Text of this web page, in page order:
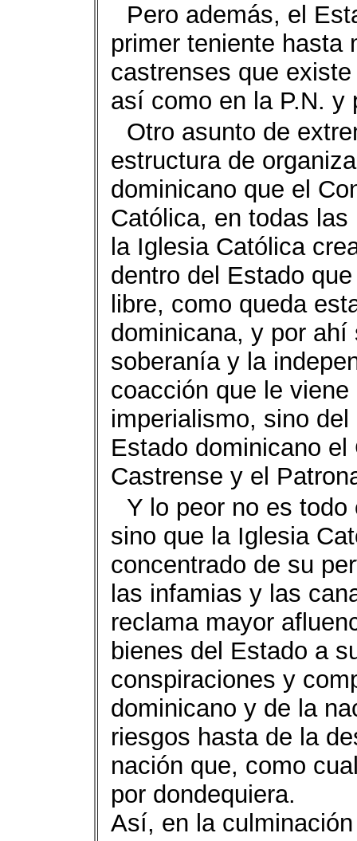
Pero además, el
primer teniente hasta
castrenses que
así como en la P.N. y
Otro asunto de
estructura de
dominicano que el
Católica, en todas
la Iglesia Católica
dentro del Estado
libre, como queda
dominicana, y por
soberanía y la
coacción que le
imperialismo, sino
Estado dominicano
Castrense y el
Y lo peor no es
sino que la Iglesia
concentrado de su
las infamias y las
reclama mayor
bienes del Estado a
conspiraciones y
dominicano y de la
riesgos hasta de la
nación que, como
por dondequiera.
Así, en la